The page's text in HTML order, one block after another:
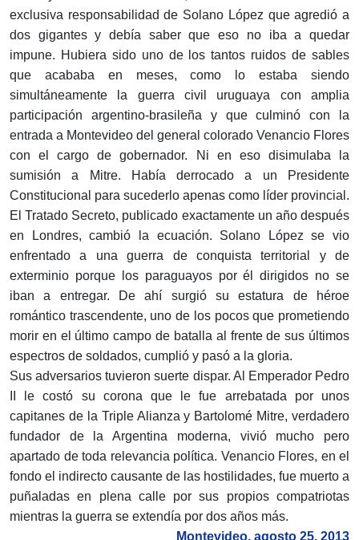
exclusiva responsabilidad de Solano López que agredió a
dos gigantes y debía saber que eso no iba a quedar
impune. Hubiera sido uno de los tantos ruidos de sables
que acababa en meses, como lo estaba siendo
simultáneamente la guerra civil uruguaya con amplia
participación argentino-brasileña y que culminó con la
entrada a Montevideo del general colorado Venancio Flores
con el cargo de gobernador. Ni en eso disimulaba la
sumisión a Mitre. Había derrocado a un Presidente
Constitucional para sucederlo apenas como líder provincial.
El Tratado Secreto, publicado exactamente un año después
en Londres, cambió la ecuación. Solano López se vio
enfrentado a una guerra de conquista territorial y de
exterminio porque los paraguayos por él dirigidos no se
iban a entregar. De ahí surgió su estatura de héroe
romántico trascendente, uno de los pocos que prometiendo
morir en el último campo de batalla al frente de sus últimos
espectros de soldados, cumplió y pasó a la gloria.
Sus adversarios tuvieron suerte dispar. Al Emperador Pedro
II le costó su corona que le fue arrebatada por unos
capitanes de la Triple Alianza y Bartolomé Mitre, verdadero
fundador de la Argentina moderna, vivió mucho pero
apartado de toda relevancia política. Venancio Flores, en el
fondo el indirecto causante de las hostilidades, fue muerto a
puñaladas en plena calle por sus propios compatriotas
mientras la guerra se extendía por dos años más.
Montevideo, agosto 25, 2013